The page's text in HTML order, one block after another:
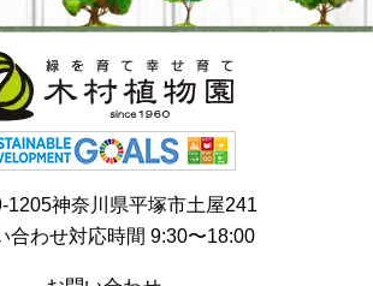
1205神奈川県平塚市土屋241
合わせ対応時間 9:30〜18:00